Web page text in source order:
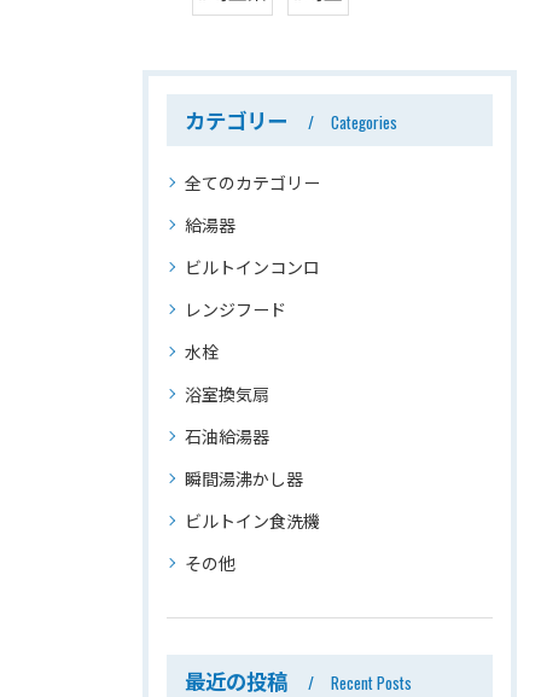
カテゴリー Categories
全てのカテゴリー
給湯器
ビルトインコンロ
レンジフード
水栓
浴室換気扇
石油給湯器
瞬間湯沸かし器
ビルトイン食洗機
その他
最近の投稿 Recent Posts